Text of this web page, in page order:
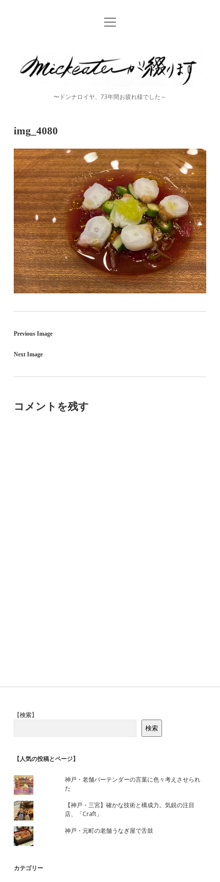
Home
open
mickeater
が
ま
す
〜ドンナロイヤ、73年間お疲れ様でした～
img_4080
Previous Image
Next Image
コメントを残す
Sidebar
【検索】
検索
【人気の投稿とページ】
神戸・老舗バーテンダーの言葉に色々考えさせられ
た
【神戸・三宮】確かな技術と構成力。気鋭の注目
店、「Craft」
神戸・元町の老舗うなぎ屋で舌鼓
カテゴリー